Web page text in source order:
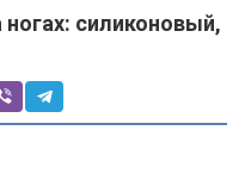
силиконовый,